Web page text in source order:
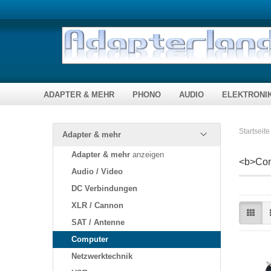
ADAPTER & MEHR
Audio / Video
Stecker, Buchsen...
Verbindungskabel
Toslink / Opti
DC Verbindungen
Computer Netzwerktechnik
Telekommunikation
PHONO
Plattenspielernadeln
AUDIO
Fernbedienungen
Lautsprecherkabel
Module,
Startseite
Adapter & mehr
Adapter & mehr anzeigen
Audio / Video
DC Verbindungen
XLR / Cannon
SAT / Antenne
Computer
Netzwerktechnik